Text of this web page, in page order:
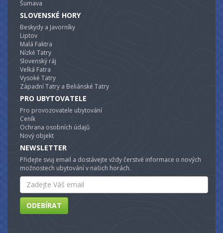
Šumava
SLOVENSKÉ HORY
Beskydy a Javorníky
Liptov
Malá Faktra
Nízké Tatry
Slovenský ráj
Velká Fatra
Vysoké Tatry
Západní Tatry a Beliánské Tatry
PRO UBYTOVATELE
Pro provozovatele ubytování
Ceník
Ochrana osobních údajů
Nový objekt
NEWSLETTER
Přidejte svuj email a dostávejte vždy čerstvé informace o nových
možnostech ubytování v našich horách.
Email
ODEBÍRAT